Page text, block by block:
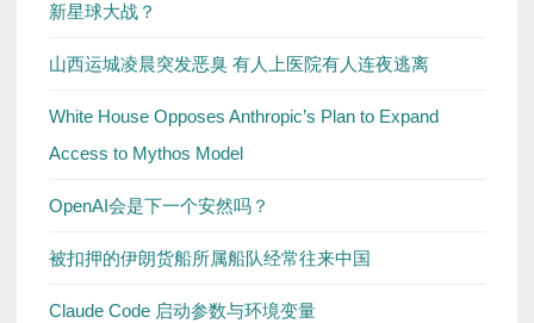
新星球大战？
山西运城凌晨突发恶臭 有人上医院有人连夜逃离
White House Opposes Anthropic’s Plan to Expand
Access to Mythos Model
OpenAI会是下一个安然吗？
被扣押的伊朗货船所属船队经常往来中国
Claude Code 启动参数与环境变量